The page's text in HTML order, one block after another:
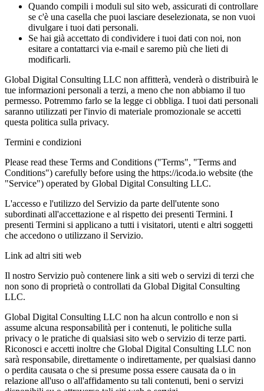
Quando compili i moduli sul sito web, assicurati di controllare
se c'è una casella che puoi lasciare deselezionata, se non vuoi
divulgare i tuoi dati personali.
Se hai già accettato di condividere i tuoi dati con noi, non
esitare a contattarci via e-mail e saremo più che lieti di
modificarli.
Global Digital Consulting LLC non affitterà, venderà o distribuirà le
tue informazioni personali a terzi, a meno che non abbiamo il tuo
permesso. Potremmo farlo se la legge ci obbliga. I tuoi dati personali
saranno utilizzati per l'invio di materiale promozionale se accetti
questa politica sulla privacy.
Termini e condizioni
Please read these Terms and Conditions ("Terms", "Terms and
Conditions") carefully before using the https://icoda.io website (the
"Service") operated by Global Digital Consulting LLC.
L'accesso e l'utilizzo del Servizio da parte dell'utente sono
subordinati all'accettazione e al rispetto dei presenti Termini. I
presenti Termini si applicano a tutti i visitatori, utenti e altri soggetti
che accedono o utilizzano il Servizio.
Link ad altri siti web
Il nostro Servizio può contenere link a siti web o servizi di terzi che
non sono di proprietà o controllati da Global Digital Consulting
LLC.
Global Digital Consulting LLC non ha alcun controllo e non si
assume alcuna responsabilità per i contenuti, le politiche sulla
privacy o le pratiche di qualsiasi sito web o servizio di terze parti.
Riconosci e accetti inoltre che Global Digital Consulting LLC non
sarà responsabile, direttamente o indirettamente, per qualsiasi danno
o perdita causata o che si presume possa essere causata da o in
relazione all'uso o all'affidamento su tali contenuti, beni o servizi